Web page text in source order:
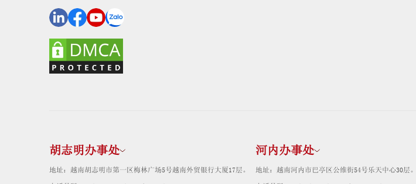
胡志明办事处
地址：越南胡志明市第一区梅林广场5号越南外贸银行大厦17层。
河内办事处
地址：越南河内市巴亭区公维街54号乐天中心30层。